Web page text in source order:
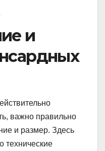
и
важно правильно
и размер. Здесь
технические